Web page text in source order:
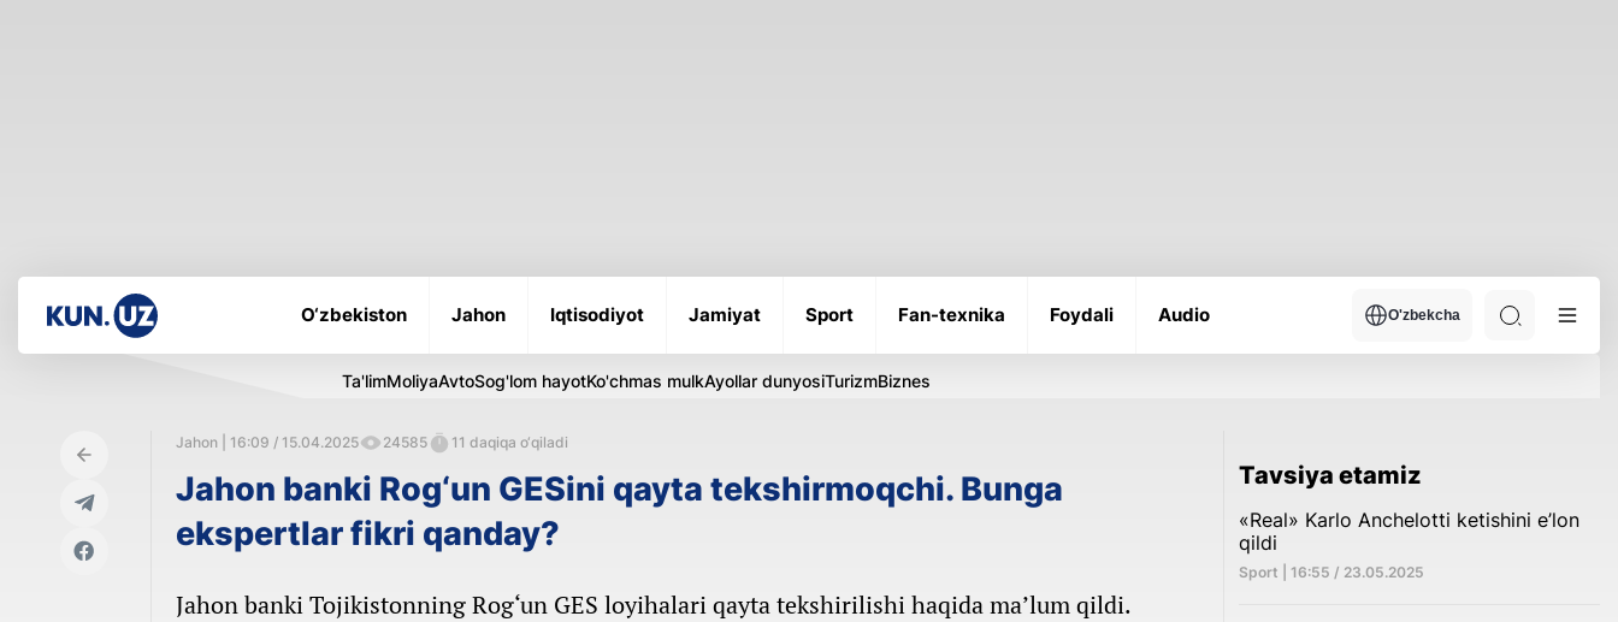
O‘zbekiston Jahon Iqtisodiyot Jamiyat Sport Fan-texnika Foydali Audio O'zbekcha
Ta'limMoliyaAvtoSog'lom hayotKo'chmas mulkAyollar dunyosiTurizmBiznes
Jahon | 16:09 / 15.04.2025 24585 11 daqiqa o‘qiladi
Jahon banki Rog‘un GESini qayta tekshirmoqchi. Bunga
ekspertlar fikri qanday?
Jahon banki Tojikistonning Rog‘un GES loyihalari qayta tekshirilishi haqida ma’lum qildi.
Tavsiya etamiz
«Real» Karlo Anchelotti ketishini e’lon
qildi
Sport | 16:55 / 23.05.2025